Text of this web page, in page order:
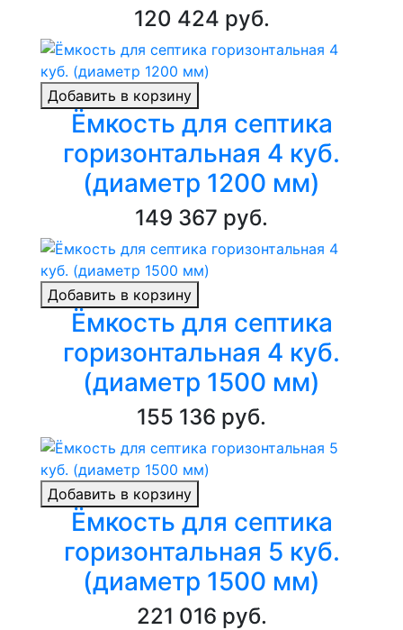
120 424 руб.
Добавить в корзину
Ёмкость для септика
горизонтальная 4 куб.
(диаметр 1200 мм)
149 367 руб.
Добавить в корзину
Ёмкость для септика
горизонтальная 4 куб.
(диаметр 1500 мм)
155 136 руб.
Добавить в корзину
Ёмкость для септика
горизонтальная 5 куб.
(диаметр 1500 мм)
221 016 руб.